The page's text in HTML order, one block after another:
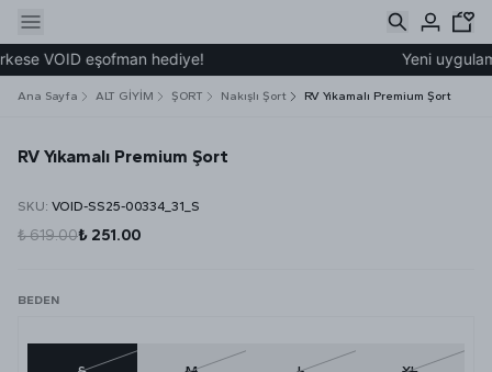
VOID eşofman hediye! Yeni
Ana Sayfa ALT GİYİM ŞORT Nakışlı Şort RV Yıkamalı Premium Şort
RV Yıkamalı Premium Şort
SKU: VOID-SS25-00334_31_S
₺ 619.00₺ 251.00
BEDEN